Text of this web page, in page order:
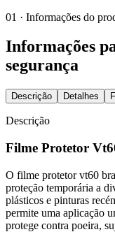
01 · Informações do
Informações
segurança
Descrição Detalhes
Descrição
Filme Protetor
O filme protetor vt60
proteção temporária a
plásticos e pinturas
permite uma aplicação
protege contra poeira,